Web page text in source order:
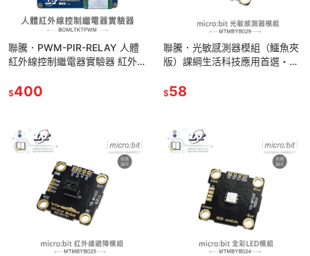
聯騰．PWM-PIR-RELAY 人體
紅外線控制繼電器實驗器 紅外線
$400
聯騰．光敏感測器模組（鱷魚夾
版）課綱生活科技應用首選・免
$58